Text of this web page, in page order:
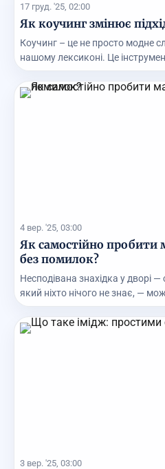
17 груд. '25, 02:00
Як коучинг змінює
Коучинг – це не просто модне
нашому лексиконі. Це
4 вер. '25, 03:00
Як самостійно
без помилок?
Несподівана знахідка у дворі
який ніхто нічого не знає, —
3 вер. '25, 03:00